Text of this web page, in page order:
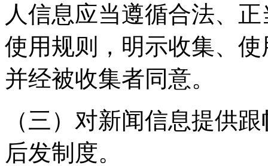
人信息应当遵循合法、
使用规则，明示收集、
并经被收集者同意。
（三）对新闻信息提供
后发制度。